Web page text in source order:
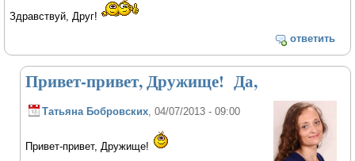
Здравствуй, Друг!
ответить
Привет-привет, Дружище! Да,
Татьяна Бобровских , 04/07/2013 - 09:00
Привет-привет, Дружище!